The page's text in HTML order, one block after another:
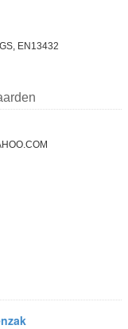
EN13432